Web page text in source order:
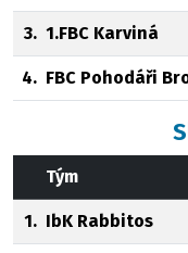
3. 1.FBC Karviná
4. FBC Pohodáři
Tým
1. IbK Rabbitos